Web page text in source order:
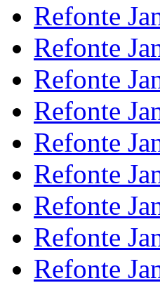
Refonte
Refonte
Refonte
Refonte
Refonte
Refonte
Refonte
Refonte
Refonte